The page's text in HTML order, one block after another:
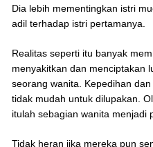
Dia lebih mementingkan istri
adil terhadap istri pertamanya.
Realitas seperti itu banyak
menyakitkan dan menciptakan
seorang wanita. Kepedihan
tidak mudah untuk dilupakan.
itulah sebagian wanita menjadi
Tidak heran jika mereka pun